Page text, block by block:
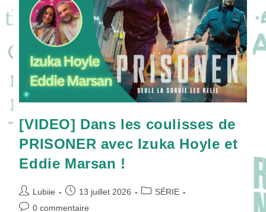
[VIDEO] Dans les coulisses de
PRISONER avec Izuka Hoyle et
Eddie Marsan !
Auteur/autrice
de
Lubiie
Publication
publiée :
13 juillet 2026
PostSÉRIE
Commentaires
0 commentaire